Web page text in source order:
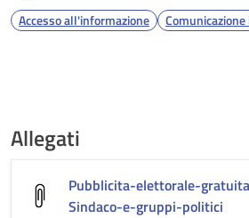
Accesso all'informazione
Allegati
Pubblicita-elettorale-
Sindaco-e-gruppi-politici